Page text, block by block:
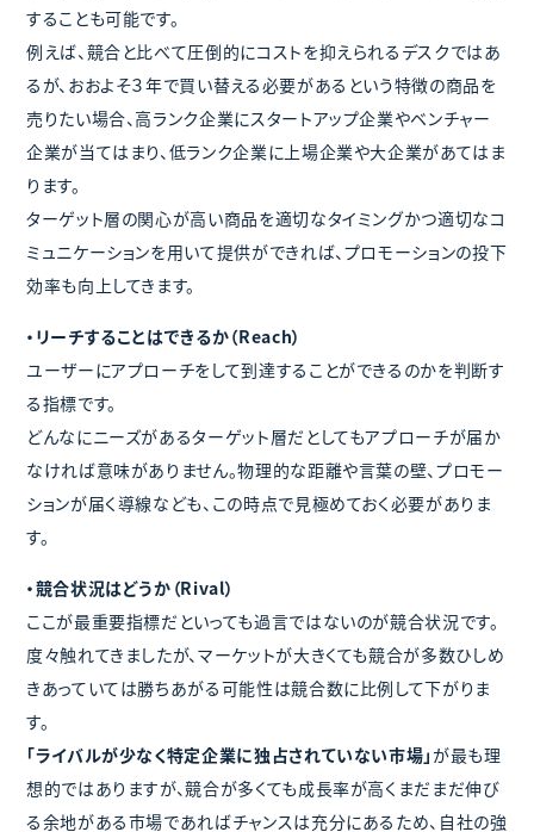
することも可能です。
例えば、競合と比べて圧倒的にコストを抑えられるデスクではあ
るが、おおよそ３年で買い替える必要があるという特徴の商品を
売りたい場合、高ランク企業にスタートアップ企業やベンチャー
企業が当てはまり、低ランク企業に上場企業や大企業があてはま
ります。
ターゲット層の関心が高い商品を適切なタイミングかつ適切なコ
ミュニケーションを用いて提供ができれば、プロモーションの投下
効率も向上してきます。
・リーチすることはできるか（Reach）
ユーザーにアプローチをして到達することができるのかを判断す
る指標です。
どんなにニーズがあるターゲット層だとしてもアプローチが届か
なければ意味がありません。物理的な距離や言葉の壁、プロモー
ションが届く導線なども、この時点で見極めておく必要がありま
す。
・競合状況はどうか（Rival）
ここが最重要指標だといっても過言ではないのが競合状況です。
度々触れてきましたが、マーケットが大きくても競合が多数ひしめ
きあっていては勝ちあがる可能性は競合数に比例して下がりま
す。
「ライバルが少なく特定企業に独占されていない市場」 が最も理
想的ではありますが、競合が多くても成長率が高くまだまだ伸び
る余地がある市場であればチャンスは充分にあるため、自社の強